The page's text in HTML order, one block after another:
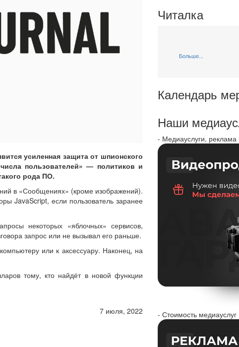
усиленная защита от шпионского
пользователей» — политиков и
рода ПО.
в «Сообщениях» (кроме изображений).
JavaScript, если пользователь заранее
некоторых «яблочных» сервисов,
запрос или не вызывал его раньше.
или к аксессуару. Наконец, на
тому, кто найдёт в новой функции
7 июля, 2022
Читалка
Больше...
Календарь
Наши
- Медиауслуги,
- Стоимость медиауслуг